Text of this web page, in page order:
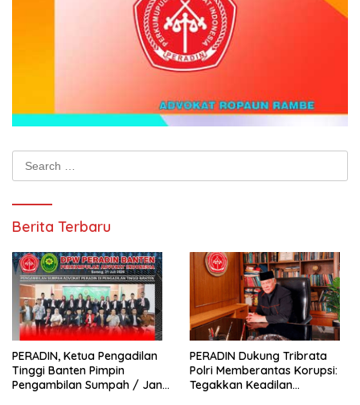
Berita Terbaru
PERADIN, Ketua Pengadilan
Tinggi Banten Pimpin
Pengambilan Sumpah / Janji
PERADIN Dukung Tribrata
Polri Memberantas Korupsi:
Tegakkan Keadilan